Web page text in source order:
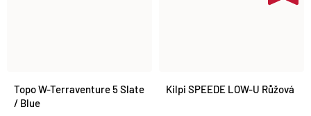
Topo W-Terraventure 5 Slate
/ Blue
Kilpi SPEEDE LOW-U Růžová